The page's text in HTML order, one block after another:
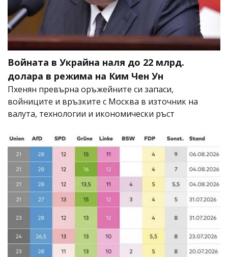
Войната в Украйна наля до 22 млрд.
долара в режима на Ким Чен Ун
Пхенян превърна оръжейните си запаси,
войниците и връзките с Москва в източник на
валута, технологии и икономически ръст